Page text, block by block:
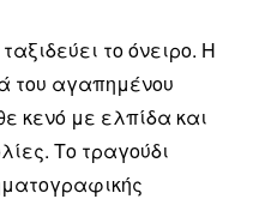
το όνειρο. Η
του αγαπημένου
κενό με ελπίδα και
Το τραγούδι